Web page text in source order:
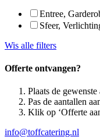
Entree,
Sfeer,
Wis alle filters
Offerte ontvangen?
Plaats de
Pas de aantallen
Klik op ‘Offerte
info@toffcatering.nl